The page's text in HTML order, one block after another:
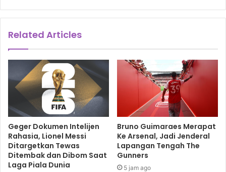
Related Articles
Geger Dokumen Intelijen
Rahasia, Lionel Messi
Ditargetkan Tewas
Ditembak dan Dibom Saat
Laga Piala Dunia
Bruno Guimaraes Merapat
Ke Arsenal, Jadi Jenderal
Lapangan Tengah The
Gunners
5 jam ago